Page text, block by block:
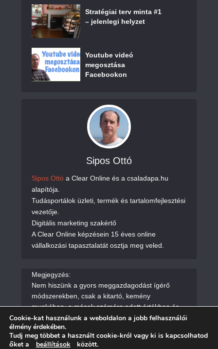
Stratégiai terv minta #1
– jelenlegi helyzet
Youtube videó
megosztása
Facebookon
Sipos Ottó
Sipos Ottó a Clear Online és a csaladapa.hu
alapítója.
Tudásportálok üzleti, termék és tartalomfejlesztési
vezetője.
Digitális marketing szakértő
A Clear Online képzésein 15 éves online
vállalkozási tapasztalatát osztja meg veled.
Megjegyzés:
Nem hiszünk a gyors meggazdagodást ígérő
módszerekben, csak a kitartó, kemény
munkában, a mások számára adott értékben és
segítségben.
Cookie-kat használunk a weboldalon a jobb felhasználói
élmény érdekében.
Tudj meg többet a használt cookie-król vagy ki is kapcsolhatod
őket a
beállítások között.